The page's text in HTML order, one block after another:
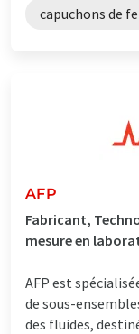
capuchons de
AFP
Fabricant,
mesure en
AFP est
de sous-
des fluides,